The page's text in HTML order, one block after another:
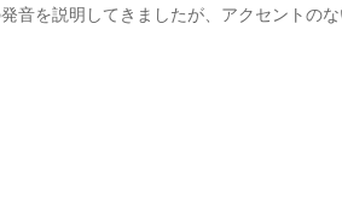
音を説明してきましたが、アクセントのな